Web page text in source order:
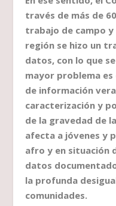
través de más de
trabajo de campo
región se hizo un
datos, con lo que
mayor problema es
de información
caracterización y
de la gravedad de
afecta a jóvenes y
afro y en situación
datos
la profunda
comunidades.